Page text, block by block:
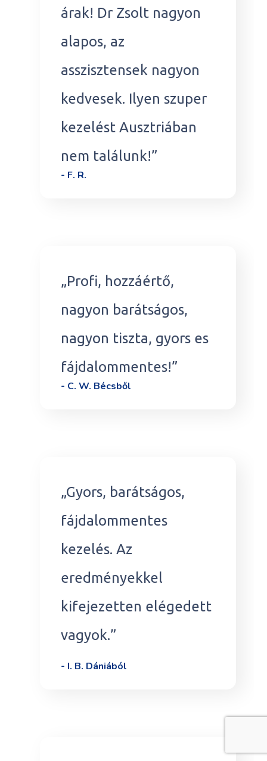
árak! Dr Zsolt nagyon
alapos, az
asszisztensek nagyon
kedvesek. Ilyen szuper
kezelést Ausztriában
nem találunk!”
- F. R.
„Profi, hozzáértő,
nagyon barátságos,
nagyon tiszta, gyors es
fájdalommentes!”
- C. W. Bécsből
„Gyors, barátságos,
fájdalommentes
kezelés. Az
eredményekkel
kifejezetten elégedett
vagyok.”
- I. B. Dániából